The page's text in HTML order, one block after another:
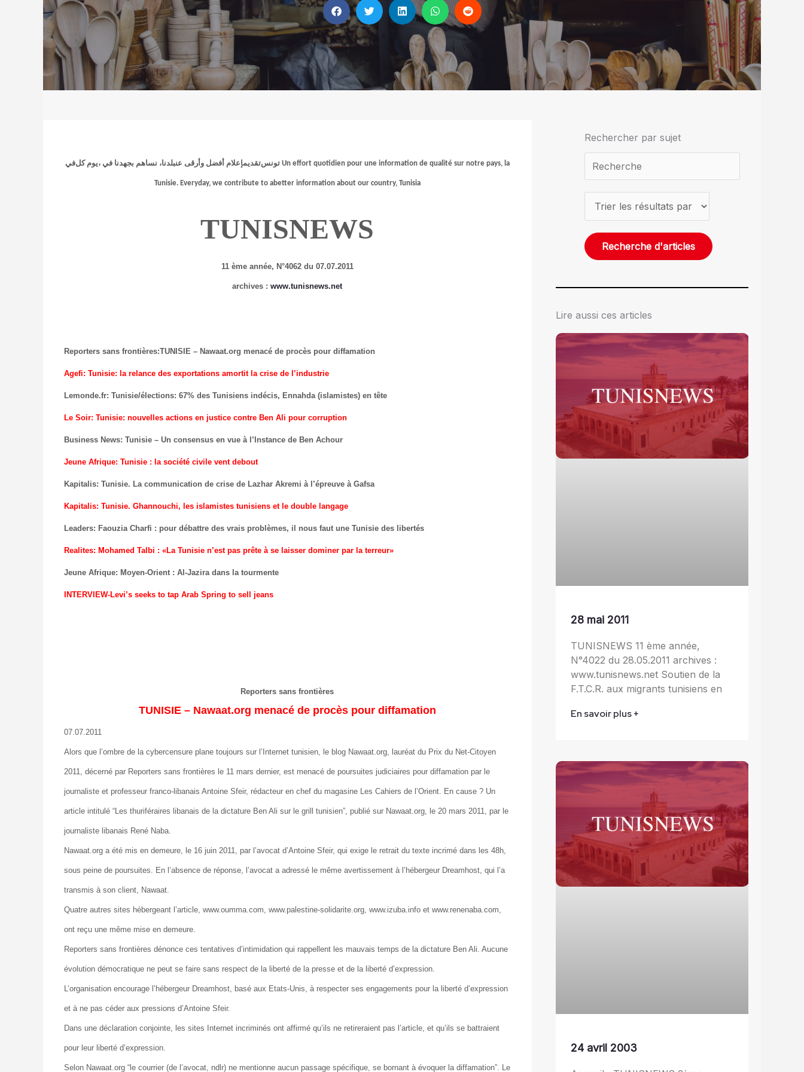
فيكل يوم، نساهم بجهدنا في تقديمإعلام أفضل وأرقى عنبلدنا، تونس Un effort quotidien pour une information de qualité sur notre pays, la
Tunisie. Everyday, we contribute to abetter information about our country, Tunisia
TUNISNEWS
11 ème année, N°4062 du 07.07.2011
archives :www.tunisnews.net
Reporters sans frontières:TUNISIE – Nawaat.org menacé de procès pour diffamation
Agefi: Tunisie: la relance des exportations amortit la crise de l’industrie
Lemonde.fr: Tunisie/élections: 67% des Tunisiens indécis, Ennahda (islamistes) en tête
Le Soir: Tunisie: nouvelles actions en justice contre Ben Ali pour corruption
Business News: Tunisie – Un consensus en vue à l’Instance de Ben Achour
Jeune Afrique: Tunisie : la société civile vent debout
Kapitalis: Tunisie. La communication de crise de Lazhar Akremi à l’épreuve à Gafsa
Kapitalis: Tunisie. Ghannouchi, les islamistes tunisiens et le double langage
Leaders: Faouzia Charfi : pour débattre des vrais problèmes, il nous faut une Tunisie des libertés
Realites: Mohamed Talbi : «La Tunisie n’est pas prête à se laisser dominer par la terreur»
Jeune Afrique: Moyen-Orient : Al-Jazira dans la tourmente
INTERVIEW-Levi’s seeks to tap Arab Spring to sell jeans
Reporters sans frontières
TUNISIE – Nawaat.org menacé de procès pour diffamation
07.07.2011
Alors que l’ombre de la cybercensure plane toujours sur l’Internet tunisien, le blog Nawaat.org, lauréat du Prix du Net-Citoyen
2011, décerné par Reporters sans frontières le 11 mars dernier, est menacé de poursuites judiciaires pour diffamation par le
journaliste et professeur franco-libanais Antoine Sfeir, rédacteur en chef du magasine Les Cahiers de l’Orient. En cause ? Un
article intitulé “Les thuriféraires libanais de la dictature Ben Ali sur le grill tunisien”, publié sur Nawaat.org, le 20 mars 2011, par le
journaliste libanais René Naba.
Nawaat.org a été mis en demeure, le 16 juin 2011, par l’avocat d’Antoine Sfeir, qui exige le retrait du texte incrimé dans les 48h,
sous peine de poursuites. En l’absence de réponse, l’avocat a adressé le même avertissement à l’hébergeur Dreamhost, qui l’a
transmis à son client, Nawaat.
Quatre autres sites hébergeant l’article, www.oumma.com, www.palestine-solidarite.org, www.izuba.info et www.renenaba.com,
ont reçu une même mise en demeure.
Reporters sans frontières dénonce ces tentatives d’intimidation qui rappellent les mauvais temps de la dictature Ben Ali. Aucune
évolution démocratique ne peut se faire sans respect de la liberté de la presse et de la liberté d’expression.
L’organisation encourage l’hébergeur Dreamhost, basé aux Etats-Unis, à respecter ses engagements pour la liberté d’expression
et à ne pas céder aux pressions d’Antoine Sfeir.
Dans une déclaration conjointe, les sites Internet incriminés ont affirmé qu’ils ne retireraient pas l’article, et qu’ils se battraient
pour leur liberté d’expression.
Selon Nawaat.org “le courrier (de l’avocat, ndlr) ne mentionne aucun passage spécifique, se bornant à évoquer la diffamation”. Le
Rechercher par sujet
Lire aussi ces articles
28 mai 2011
TUNISNEWS 11 ème année,
N°4022 du 28.05.2011 archives :
www.tunisnews.net Soutien de la
F.T.C.R. aux migrants tunisiens en
En savoir plus +
24 avril 2003